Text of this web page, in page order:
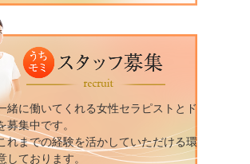
緒に働いてくれる女性セラピストとド
募集中です。
れまでの経験を活かしていただける環
しております。